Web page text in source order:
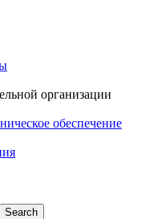
организации
обеспечение
Search